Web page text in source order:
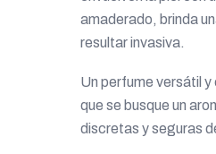
amaderado, brinda
resultar invasiva.
Un perfume versátil
que se busque un
discretas y seguras